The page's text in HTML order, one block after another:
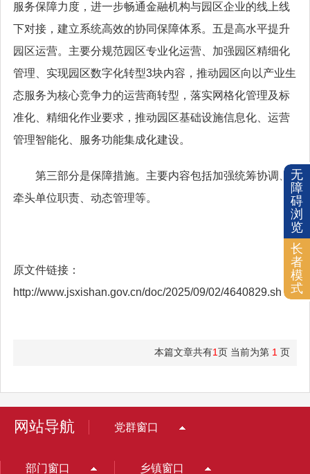
服务保障力度，进一步畅通金融机构与园区企业的线上线
下对接，建立系统高效的协同保障体系。五是高水平提升
园区运营。主要分规范园区专业化运营、加强园区精细化
管理、实现园区数字化转型3块内容，推动园区向以产业生
态服务为核心竞争力的运营商转型，落实网格化管理及标
准化、精细化作业要求，推动园区基础设施信息化、运营
管理智能化、服务功能集成化建设。
第三部分是保障措施。主要内容包括加强统筹协调、
牵头单位职责、动态管理等。
原文件链接：
http://www.jsxishan.gov.cn/doc/2025/09/02/4640829.shtml
本篇文章共有1页 当前为第 1 页
网站导航 党群窗口
部门窗口 乡镇窗口
无
障
碍
浏
览
长
者
模
式